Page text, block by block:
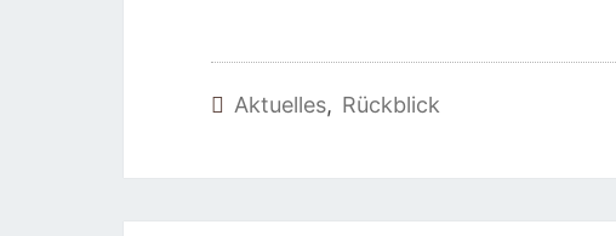
Aktuelles, Rückblick